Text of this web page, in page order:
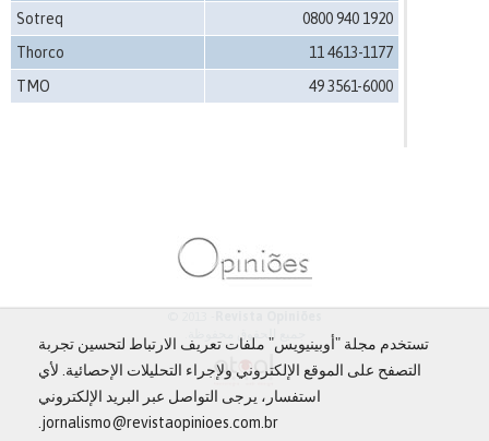
Sotreq
0800 940 1920
Thorco
11 4613-1177
TMO
49 3561-6000
جميع الحقوق محفوظة.
تستخدم مجلة "أوبينيويس" ملفات تعريف الارتباط لتحسين تجربة
التصفح على الموقع الإلكتروني ولإجراء التحليلات الإحصائية. لأي
استفسار، يرجى التواصل عبر البريد الإلكتروني
jornalismo@revistaopinioes.com.br.